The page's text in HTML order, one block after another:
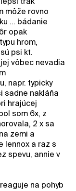
môže rovno
... bádanie
opak
hrom,
psi kt.
vôbec nevadia
napr. typicky
sadne nakláňa
hrajúcej
som 6x, z
2 x sa
zemi a
lennox a raz s
spevu, annie v
na pohyb